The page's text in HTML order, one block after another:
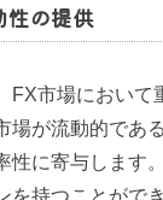
性の提供
FX市場において
場が流動的であ
性に寄与します
を持つことがで